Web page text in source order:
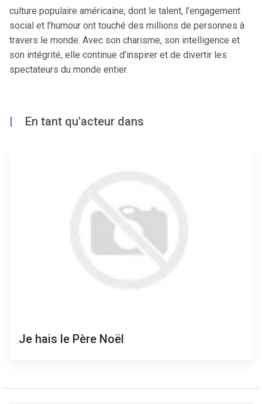
culture populaire américaine, dont le talent, l’engagement
social et l’humour ont touché des millions de personnes à
travers le monde. Avec son charisme, son intelligence et
son intégrité, elle continue d’inspirer et de divertir les
spectateurs du monde entier.
| En tant qu'acteur dans
Je hais le Père Noël